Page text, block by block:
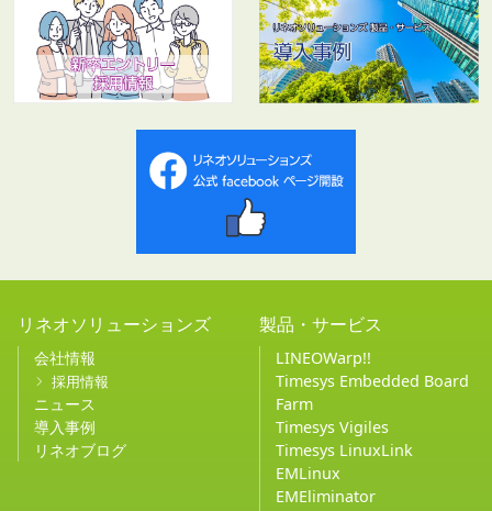
リネオソリューションズ
会社情報
採用情報
ニュース
導入事例
リネオブログ
製品・サービス
LINEOWarp!!
Timesys Embedded Board
Farm
Timesys Vigiles
Timesys LinuxLink
EMLinux
EMEliminator